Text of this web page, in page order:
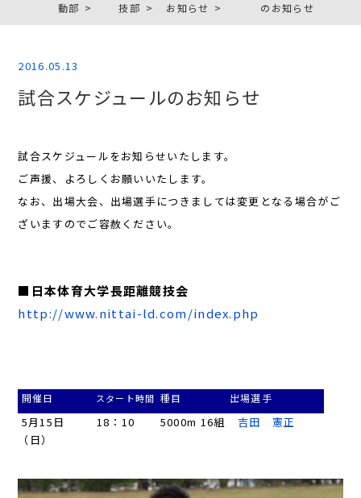
動部
技部
お知らせ
のお知らせ
2016.05.13
試合スケジュールのお知らせ
試合スケジュールをお知らせいたします。
ご声援、よろしくお願いいたします。
なお、出場大会、出場選手につきましては変更となる場合がご
ざいますのでご容赦ください。
■日本体育大学長距離競技会
http://www.nittai-ld.com/index.php
開催日 スタート時間 種目 出場選手
5月15日
（日）
18：10 5000m 16組 吉田 憲正